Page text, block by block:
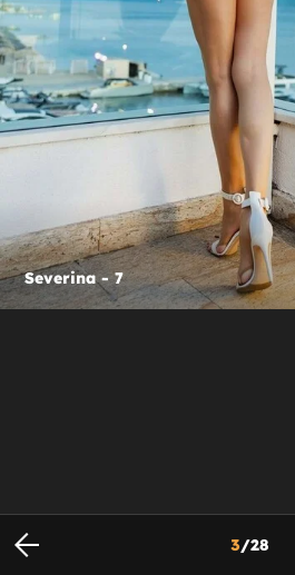
Severina - 7
3/28